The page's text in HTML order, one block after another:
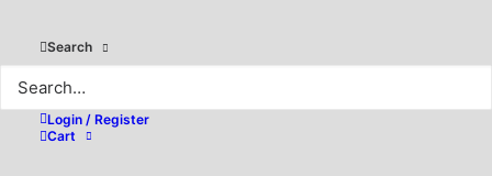
Search
Login / Register
Cart